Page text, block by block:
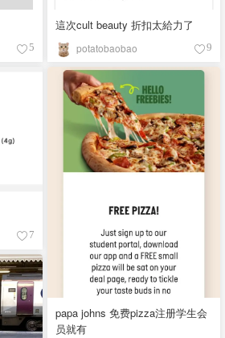
5
這次cult beauty 折扣太給力了
potatobaobao 9
7
papa johns 免费pizza注册学生会
员就有